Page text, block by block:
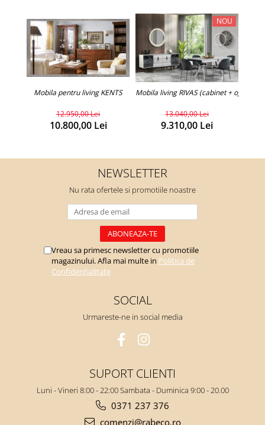
Mobila pentru living KENTS
12.950,00 Lei
10.800,00 Lei
NOU
Mobila living RIVAS (cabinet + oglinda
13.040,00 Lei
9.310,00 Lei
NEWSLETTER
Nu rata ofertele si promotiile noastre
Vreau sa primesc newsletter cu promotiile
magazinului. Afla mai multe in Politica de
Confidentialitate
SOCIAL
Urmareste-ne in social media
SUPORT CLIENTI
Luni - Vineri 8:00 - 22:00 Sambata - Duminica 9:00 - 20.00
0371 237 376
comenzi@rabeco.ro